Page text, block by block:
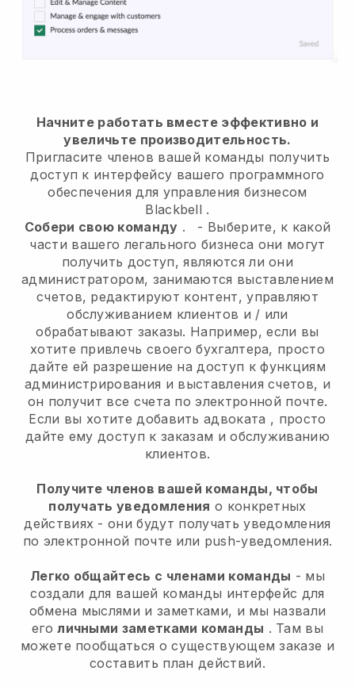
Начните работать вместе эффективно и
увеличьте производительность.
Пригласите членов вашей команды получить
доступ к интерфейсу вашего программного
обеспечения для управления бизнесом
Blackbell .
Собери свою команду . - Выберите, к какой
части вашего легального бизнеса они могут
получить доступ, являются ли они
администратором, занимаются выставлением
счетов, редактируют контент, управляют
обслуживанием клиентов и / или
обрабатывают заказы. Например, если вы
хотите привлечь своего бухгалтера, просто
дайте ей разрешение на доступ к функциям
администрирования и выставления счетов, и
он получит все счета по электронной почте.
Если вы хотите добавить адвоката , просто
дайте ему доступ к заказам и обслуживанию
клиентов.
Получите членов вашей команды, чтобы
получать уведомления о конкретных
действиях - они будут получать уведомления
по электронной почте или push-уведомления.
Легко общайтесь с членами команды - мы
создали для вашей команды интерфейс для
обмена мыслями и заметками, и мы назвали
еголичными заметками команды . Там вы
можете пообщаться о существующем заказе и
составить план действий.